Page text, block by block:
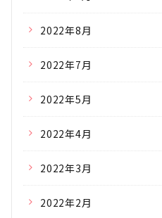
2022年8月
2022年7月
2022年5月
2022年4月
2022年3月
2022年2月